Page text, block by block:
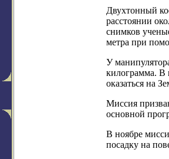
Двухтонный
расстоянии
снимков
метра при
У
килограмма. В
оказаться на
Миссия
основной
В ноябре
посадку на